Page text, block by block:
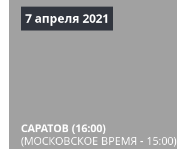
7 апреля 2021
САРАТОВ (16:00)
(МОСКОВСКОЕ ВРЕМЯ - 15:00)